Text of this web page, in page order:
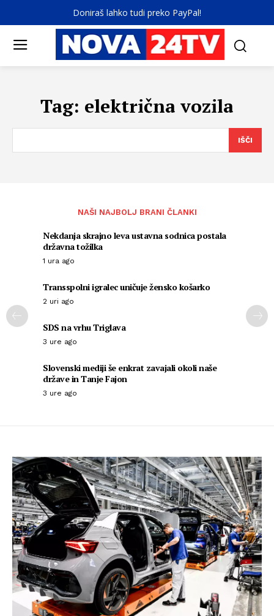
Doniraš lahko tudi preko PayPal!
Tag: električna vozila
IŠČI
NAŠI NAJBOLJ BRANI ČLANKI
Nekdanja skrajno leva ustavna sodnica postala
državna tožilka
1 ura ago
Transspolni igralec uničuje žensko košarko
2 uri ago
SDS na vrhu Triglava
3 ure ago
Slovenski mediji še enkrat zavajali okoli naše
države in Tanje Fajon
3 ure ago